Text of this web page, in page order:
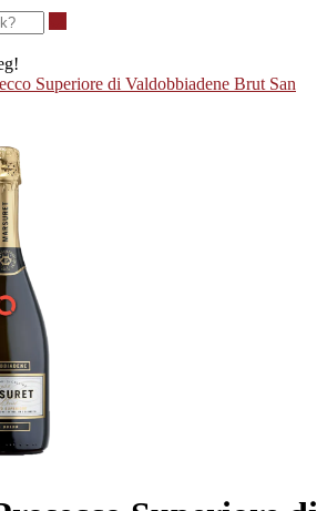
Superiore di Valdobbiadene Brut San